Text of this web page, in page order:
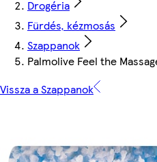
Drogéria
Fürdés, kézmosás
Szappanok
Palmolive Feel the
Vissza a Szappanok